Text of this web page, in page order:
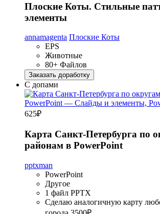
Плоские Коты. Стильные
элементы
annamagenta Плоские Коты
EPS
Животные
80+ Файлов
Заказать доработку
С допами
625₽
Карта Санкт-Петербурга по
районам в PowerPoint
pptxman
PowerPoint
Другое
1 файл PPTX
Сделаю аналогичную карту